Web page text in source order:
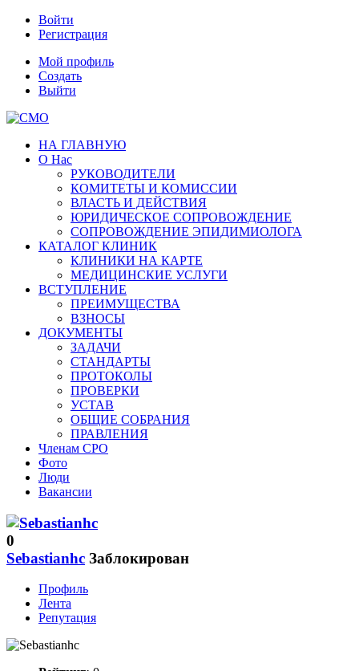
Войти
Регистрация
Мой профиль
Создать
Выйти
НА ГЛАВНУЮ
О Нас
РУКОВОДИТЕЛИ
КОМИТЕТЫ И КОМИССИИ
ВЛАСТЬ И ДЕЙСТВИЯ
ЮРИДИЧЕСКОЕ СОПРОВОЖДЕНИЕ
СОПРОВОЖДЕНИЕ ЭПИДИМИОЛОГА
КАТАЛОГ КЛИНИК
КЛИНИКИ НА КАРТЕ
МЕДИЦИНСКИЕ УСЛУГИ
ВСТУПЛЕНИЕ
ПРЕИМУЩЕСТВА
ВЗНОСЫ
ДОКУМЕНТЫ
ЗАДАЧИ
СТАНДАРТЫ
ПРОТОКОЛЫ
ПРОВЕРКИ
УСТАВ
ОБЩИЕ СОБРАНИЯ
ПРАВЛЕНИЯ
Членам СРО
Фото
Люди
Вакансии
0
Sebastianhc Заблокирован
Профиль
Лента
Репутация